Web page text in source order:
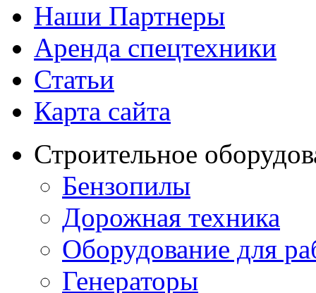
Наши Партнеры
Аренда спецтехники
Статьи
Карта сайта
Строительное
Бензопилы
Дорожная техника
Оборудование для
Генераторы